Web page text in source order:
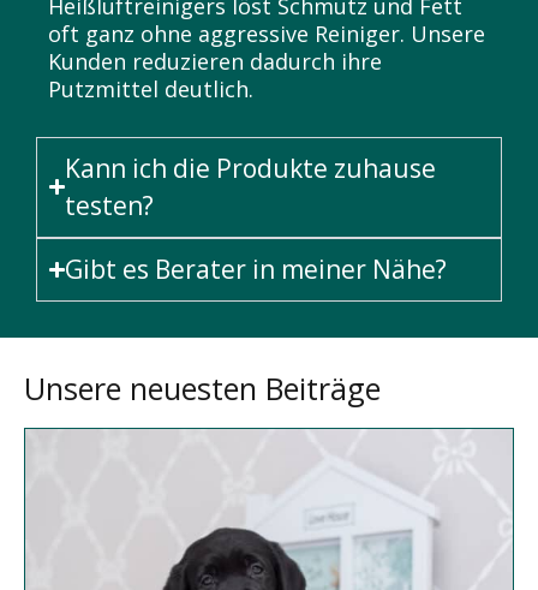
oft ganz ohne aggressive Reiniger. Unsere
Kunden reduzieren dadurch ihre
Putzmittel deutlich.
Kann ich die Produkte zuhause
testen?
Gibt es Berater in meiner Nähe?
Unsere neuesten Beiträge